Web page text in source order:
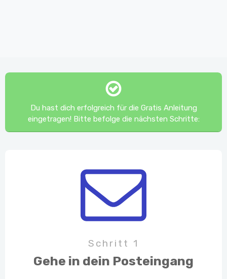
​Du hast dich erfolgreich für die Gratis Anleitung
eingetragen! Bitte befolge die nächsten Schritte:
​Schritt 1
​Gehe in dein Posteingang